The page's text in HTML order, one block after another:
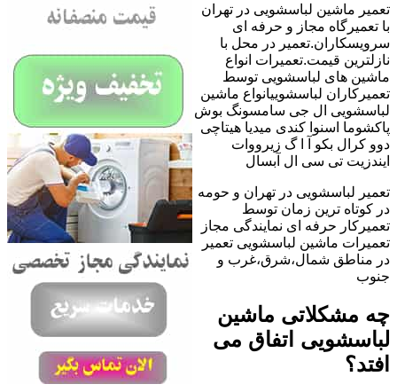
تعمیر ماشین لباسشویی در تهران
با تعمیرگاه مجاز و حرفه ای
سرویسکاران.تعمیر در محل با
نازلترین قیمت.تعمیرات انواع
ماشین های لباسشویی توسط
تعمیرکاران لباسشوییانواع ماشین
لباسشویی ال جی سامسونگ بوش
پاکشوما اسنوا کندی میدیا هیتاچی
دوو کرال بکو آ ا گ زیرووات
ایندزیت تی سی ال آبسال
تعمیر لباسشویی در تهران و حومه
در کوتاه ترین زمان توسط
تعمیرکار حرفه ای نمایندگی مجاز
تعمیرات ماشین لباسشویی تعمیر
در مناطق شمال،شرق،غرب و
جنوب
چه مشکلاتی ماشین
لباسشویی اتفاق می
افتد؟